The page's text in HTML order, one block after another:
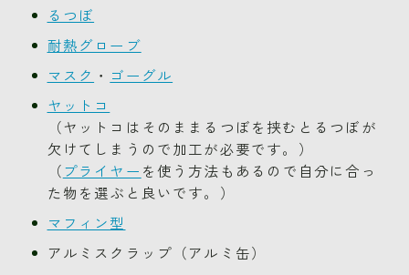
るつぼ
耐熱グローブ
マスク ・ ゴーグル
ヤットコ
（ヤットコはそのままるつぼを挟むとるつぼが
欠けてしまうので加工が必要です。）
（プライヤー を使う方法もあるので自分に合っ
た物を選ぶと良いです。）
マフィン型
アルミスクラップ（アルミ缶）